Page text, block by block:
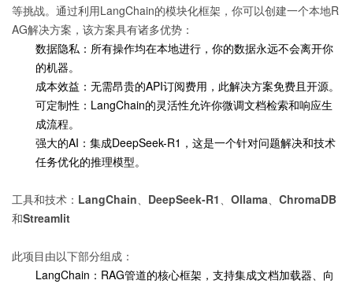
等挑战。通过利用LangChain的模块化框架，你可以创建一个本地R
AG解决方案，该方案具有诸多优势：
数据隐私：所有操作均在本地进行，你的数据永远不会离开你
的机器。
成本效益：无需昂贵的API订阅费用，此解决方案免费且开源。
可定制性：LangChain的灵活性允许你微调文档检索和响应生
成流程。
强大的AI：集成DeepSeek-R1，这是一个针对问题解决和技术
任务优化的推理模型。
工具和技术：LangChain、DeepSeek-R1、Ollama、ChromaDB
和Streamlit
此项目由以下部分组成：
LangChain：RAG管道的核心框架，支持集成文档加载器、向